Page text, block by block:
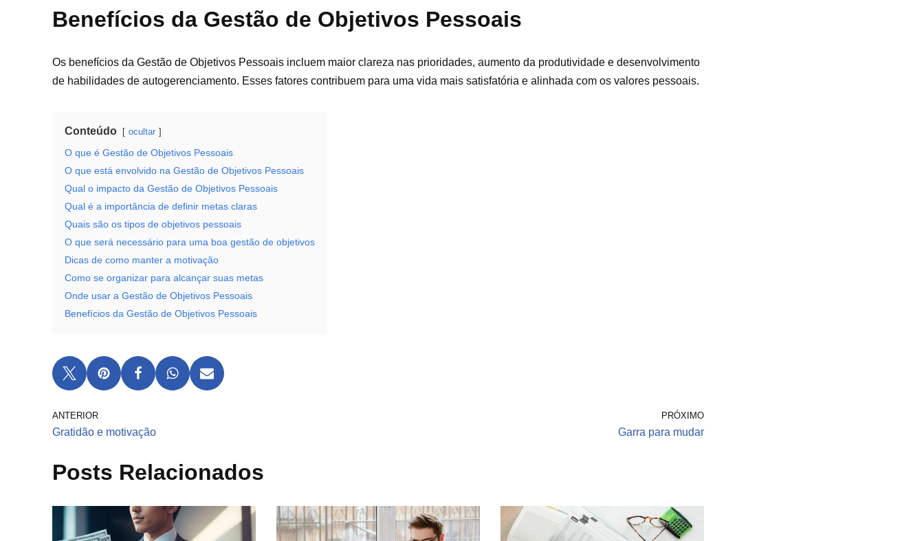
Benefícios da Gestão de Objetivos Pessoais
Os benefícios da Gestão de Objetivos Pessoais incluem maior clareza nas prioridades, aumento da produtividade e desenvolvimento
de habilidades de autogerenciamento. Esses fatores contribuem para uma vida mais satisfatória e alinhada com os valores pessoais.
Conteúdo ocultar
O que é Gestão de Objetivos Pessoais
O que está envolvido na Gestão de Objetivos Pessoais
Qual o impacto da Gestão de Objetivos Pessoais
Qual é a importância de definir metas claras
Quais são os tipos de objetivos pessoais
O que será necessário para uma boa gestão de objetivos
Dicas de como manter a motivação
Como se organizar para alcançar suas metas
Onde usar a Gestão de Objetivos Pessoais
Benefícios da Gestão de Objetivos Pessoais
ANTERIOR
Gratidão e motivação
PRÓXIMO
Garra para mudar
Posts Relacionados